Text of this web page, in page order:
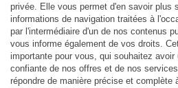
privée. Elle vous permet d'en savoir plus
informations de navigation traitées à
par l'intermédiaire d'un de nos contenus
vous informe également de vos droits.
importante pour vous, qui souhaitez
confiante de nos offres et de nos
répondre de manière précise et